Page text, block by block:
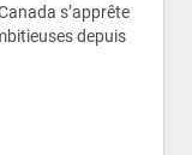
s’apprête
depuis